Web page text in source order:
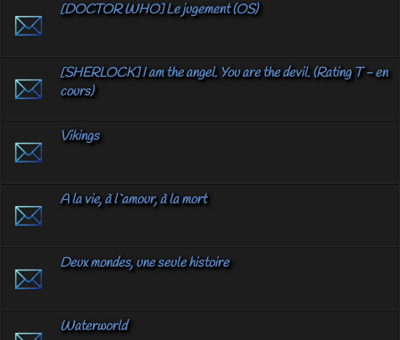
[DOCTOR WHO] Le jugement (OS)
[SHERLOCK] I am the angel. You are the devil. (Rating T - en
cours)
Vikings
A la vie, à l`amour, à la mort
Deux mondes, une seule histoire
Waterworld